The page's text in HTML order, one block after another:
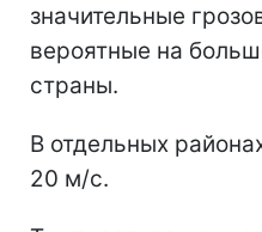
значительные
вероятные на
страны.
В отдельных
20 м/с.